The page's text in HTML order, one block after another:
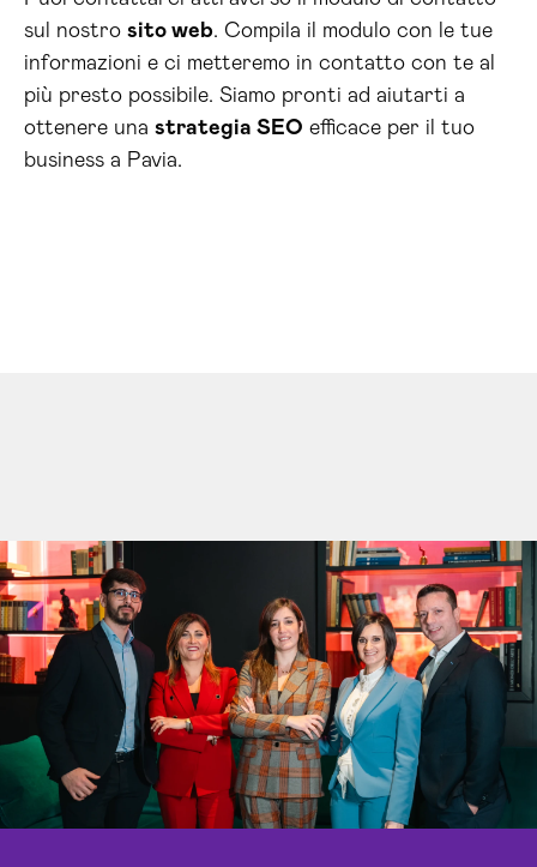
sul nostro sito web. Compila il modulo con le tue
informazioni e ci metteremo in contatto con te al
più presto possibile. Siamo pronti ad aiutarti a
ottenere una strategia SEO efficace per il tuo
business a Pavia.